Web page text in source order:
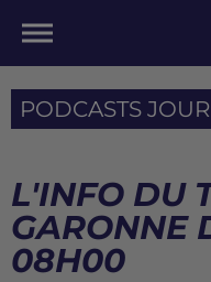
PODCASTS
L'INFO DU
GARONNE
08H00